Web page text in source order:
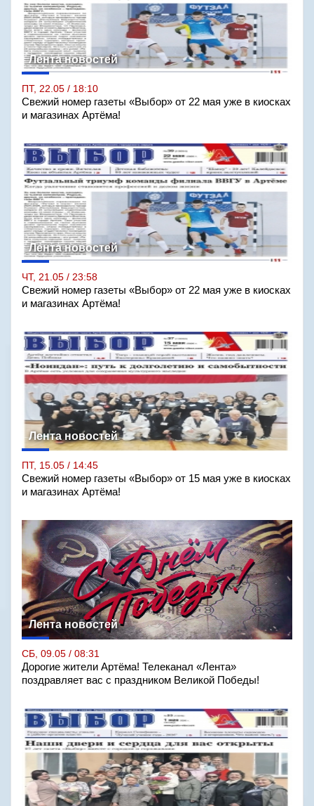
Лента новостей
ПТ, 22.05 / 18:10
Свежий номер газеты «Выбор» от 22 мая уже в киосках
и магазинах Артёма!
Лента новостей
ЧТ, 21.05 / 23:58
Свежий номер газеты «Выбор» от 22 мая уже в киосках
и магазинах Артёма!
Лента новостей
ПТ, 15.05 / 14:45
Свежий номер газеты «Выбор» от 15 мая уже в киосках
и магазинах Артёма!
Лента новостей
СБ, 09.05 / 08:31
Дорогие жители Артёма! Телеканал «Лента»
поздравляет вас с праздником Великой Победы!